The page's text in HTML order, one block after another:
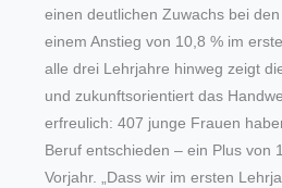
einen deutlichen Zuwachs bei
einem Anstieg von 10,8 % im
alle drei Lehrjahre hinweg zeigt
und zukunftsorientiert das
erfreulich: 407 junge Frauen
Beruf entschieden – ein Plus von
Vorjahr. „Dass wir im ersten